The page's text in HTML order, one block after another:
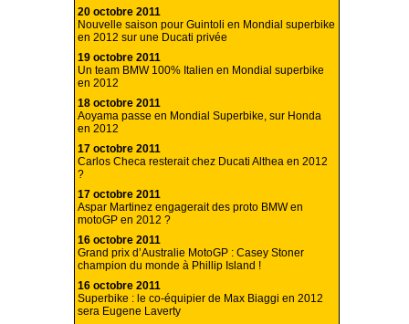
20 octobre 2011
Nouvelle saison pour Guintoli en Mondial superbike
en 2012 sur une Ducati privée
19 octobre 2011
Un team BMW 100% Italien en Mondial superbike
en 2012
18 octobre 2011
Aoyama passe en Mondial Superbike, sur Honda
en 2012
17 octobre 2011
Carlos Checa resterait chez Ducati Althea en 2012
?
17 octobre 2011
Aspar Martinez engagerait des proto BMW en
motoGP en 2012 ?
16 octobre 2011
Grand prix d’Australie MotoGP : Casey Stoner
champion du monde à Phillip Island !
16 octobre 2011
Superbike : le co-équipier de Max Biaggi en 2012
sera Eugene Laverty